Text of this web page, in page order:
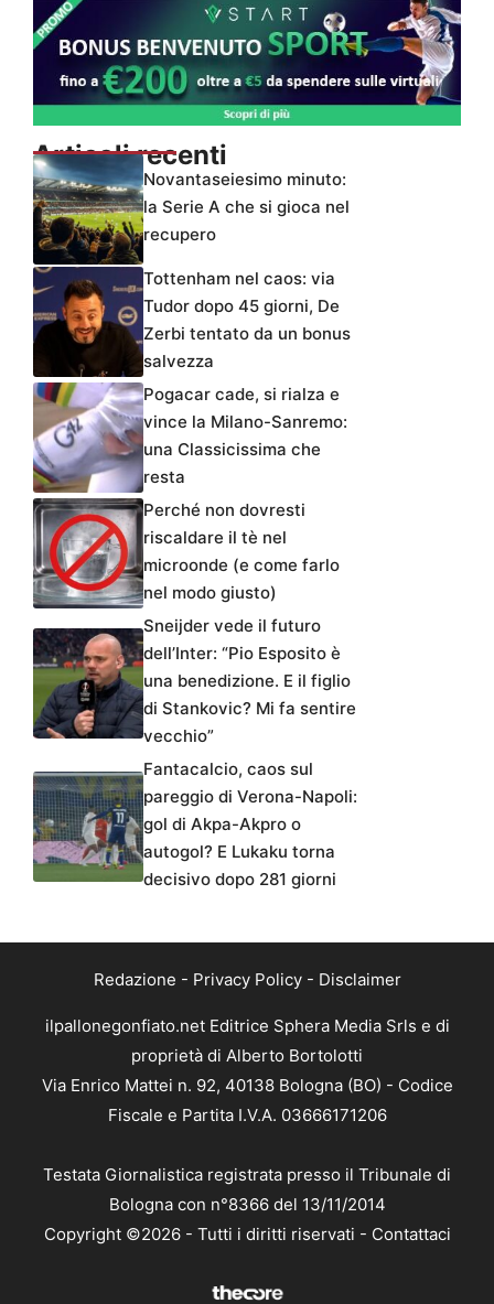
Articoli recenti
Novantaseiesimo minuto:
la Serie A che si gioca nel
recupero
Tottenham nel caos: via
Tudor dopo 45 giorni, De
Zerbi tentato da un bonus
salvezza
Pogacar cade, si rialza e
vince la Milano-Sanremo:
una Classicissima che
resta
Perché non dovresti
riscaldare il tè nel
microonde (e come farlo
nel modo giusto)
Sneijder vede il futuro
dell’Inter: “Pio Esposito è
una benedizione. E il figlio
di Stankovic? Mi fa sentire
vecchio”
Fantacalcio, caos sul
pareggio di Verona-Napoli:
gol di Akpa-Akpro o
autogol? E Lukaku torna
decisivo dopo 281 giorni
Redazione - Privacy Policy- Disclaimer
ilpallonegonfiato.net Editrice Sphera Media Srls e di
proprietà di Alberto Bortolotti
Via Enrico Mattei n. 92, 40138 Bologna (BO) - Codice
Fiscale e Partita I.V.A. 03666171206
Testata Giornalistica registrata presso il Tribunale di
Bologna con n°8366 del 13/11/2014
Copyright ©2026 - Tutti i diritti riservati - Contattaci